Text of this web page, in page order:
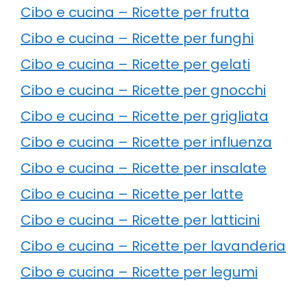
Cibo e cucina – Ricette per frutta
Cibo e cucina – Ricette per funghi
Cibo e cucina – Ricette per gelati
Cibo e cucina – Ricette per gnocchi
Cibo e cucina – Ricette per grigliata
Cibo e cucina – Ricette per influenza
Cibo e cucina – Ricette per insalate
Cibo e cucina – Ricette per latte
Cibo e cucina – Ricette per latticini
Cibo e cucina – Ricette per lavanderia
Cibo e cucina – Ricette per legumi